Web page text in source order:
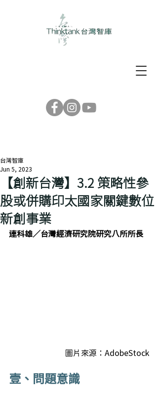
【創新台灣】3.2 策略性參
股或併購印太國家關鍵數位
新創事業
台灣智庫
Jun 5, 2023
連科雄／台灣經濟研究院研究八所所長
圖片來源：AdobeStock
壹、問題意識